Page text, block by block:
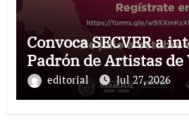
Convoca SECVER a
Padrón de Artistas de
editorial Jul 27, 2026